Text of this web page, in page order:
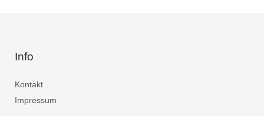
Info
Kontakt
Impressum